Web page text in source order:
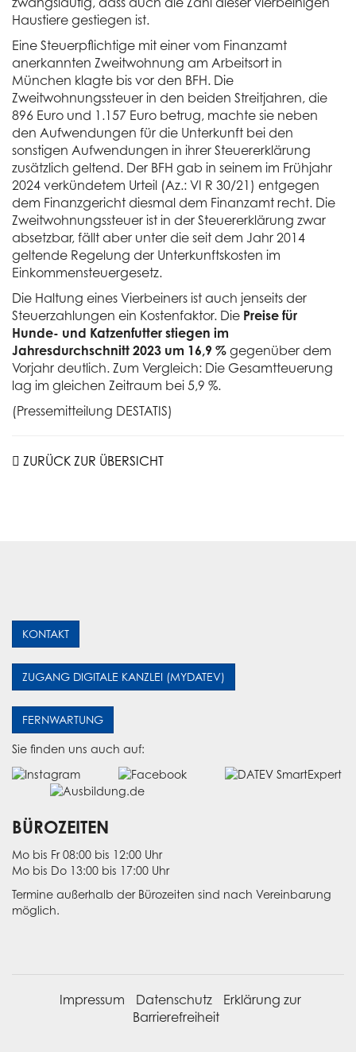
Haustiere gestiegen ist.
Eine Steuerpflichtige mit einer vom Finanzamt
anerkannten Zweitwohnung am Arbeitsort in
München klagte bis vor den BFH. Die
Zweitwohnungssteuer in den beiden Streitjahren, die
896 Euro und 1.157 Euro betrug, machte sie neben
den Aufwendungen für die Unterkunft bei den
sonstigen Aufwendungen in ihrer Steuererklärung
zusätzlich geltend. Der BFH gab in seinem im Frühjahr
2024 verkündetem Urteil (Az.: VI R 30/21) entgegen
dem Finanzgericht diesmal dem Finanzamt recht. Die
Zweitwohnungssteuer ist in der Steuererklärung zwar
absetzbar, fällt aber unter die seit dem Jahr 2014
geltende Regelung der Unterkunftskosten im
Einkommensteuergesetz.
Die Haltung eines Vierbeiners ist auch jenseits der
Steuerzahlungen ein Kostenfaktor. Die Preise für
Hunde- und Katzenfutter stiegen im
Jahresdurchschnitt 2023 um 16,9 % gegenüber dem
Vorjahr deutlich. Zum Vergleich: Die Gesamtteuerung
lag im gleichen Zeitraum bei 5,9 %.
(Pressemitteilung DESTATIS)
ZURÜCK ZUR ÜBERSICHT
KONTAKT
ZUGANG DIGITALE KANZLEI (MYDATEV)
FERNWARTUNG
Sie finden uns auch auf:
BÜROZEITEN
Mo bis Fr 08:00 bis 12:00 Uhr
Mo bis Do 13:00 bis 17:00 Uhr
Termine außerhalb der Bürozeiten sind nach Vereinbarung
möglich.
Impressum Datenschutz
Erklärung zur
Barrierefreiheit